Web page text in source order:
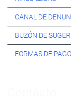
CANAL DE
BUZÓN DE
FORMAS DE PAGO